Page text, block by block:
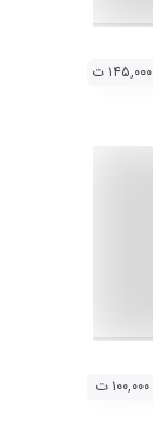
۱۴۵,۰۰۰ ت
۱۰۰,۰۰۰ ت